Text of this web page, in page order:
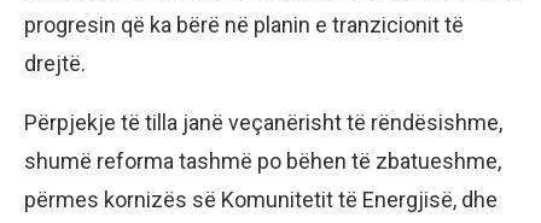
progresin që ka bërë në planin e tranzicionit të
drejtë.
Përpjekje të tilla janë veçanërisht të rëndësishme,
shumë reforma tashmë po bëhen të zbatueshme,
përmes kornizës së Komunitetit të Energjisë, dhe